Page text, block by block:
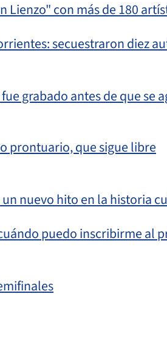
Lienzo" con más de 180
secuestraron diez
grabado antes de que se
prontuario, que sigue libre
un nuevo hito en la historia
puedo inscribirme al